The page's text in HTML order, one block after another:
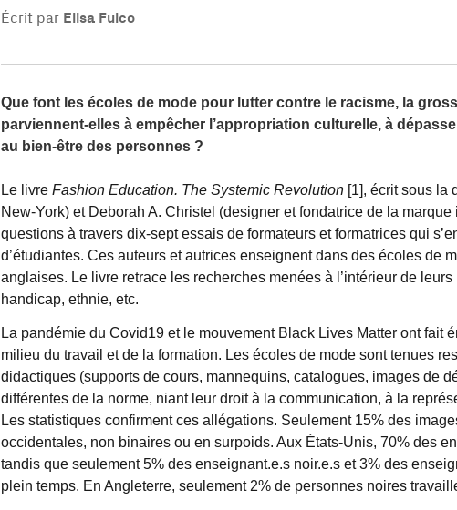
Écrit par Elisa Fulco
Que font les écoles de mode pour lutter contre le racisme, la
parviennent-elles à empêcher l’appropriation culturelle, à
au bien-être des personnes ?
Le livre Fashion Education. The Systemic Revolution [1], écrit sous la
New-York) et Deborah A. Christel (designer et fondatrice de la marque
questions à travers dix-sept essais de formateurs et formatrices qui
d’étudiantes. Ces auteurs et autrices enseignent dans des écoles de
anglaises. Le livre retrace les recherches menées à l’intérieur de
handicap, ethnie, etc.
La pandémie du Covid19 et le mouvement Black Lives Matter ont fait
milieu du travail et de la formation. Les écoles de mode sont tenues
didactiques (supports de cours, mannequins, catalogues, images de
différentes de la norme, niant leur droit à la communication, à la
Les statistiques confirment ces allégations. Seulement 15% des
occidentales, non binaires ou en surpoids. Aux États-Unis, 70% des
tandis que seulement 5% des enseignant.e.s noir.e.s et 3% des
plein temps. En Angleterre, seulement 2% de personnes noires